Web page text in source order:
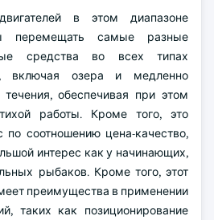
в этом диапазоне
перемещать самые разные
средства во всех типах
включая озера и медленно
обеспечивая при этом
работы. Кроме того, это
соотношению цена-качество,
интерес как у начинающих,
рыбаков. Кроме того, этот
преимущества в применении
таких как позиционирование